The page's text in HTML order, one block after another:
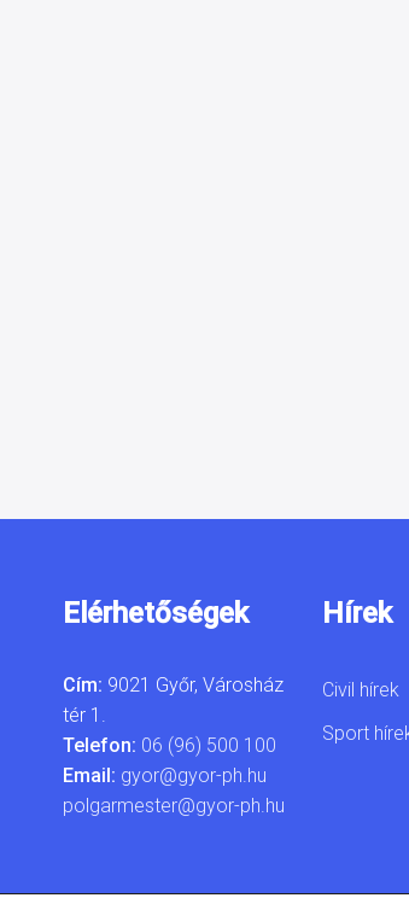
Elérhetőségek
Cím: 9021 Győr, Városház
tér 1.
Telefon: 06 (96) 500 100
Email: gyor@gyor-ph.hu
polgarmester@gyor-ph.hu
Hírek
Civil hírek
Sport